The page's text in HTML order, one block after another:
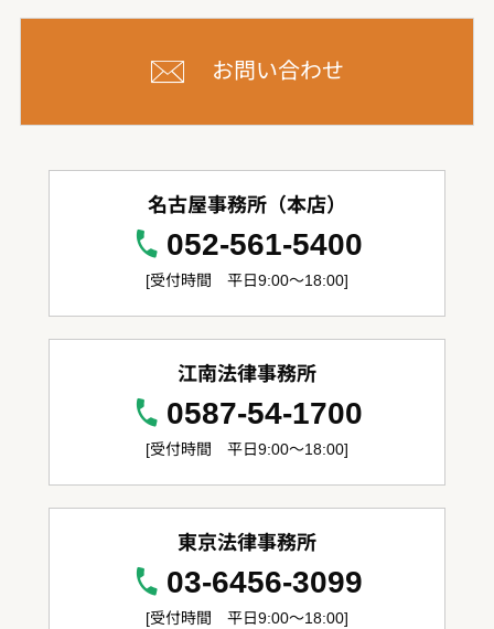
お問い合わせ
名古屋事務所（本店）
052-561-5400
[受付時間 平日9:00～18:00]
江南法律事務所
0587-54-1700
[受付時間 平日9:00～18:00]
東京法律事務所
03-6456-3099
[受付時間 平日9:00～18:00]